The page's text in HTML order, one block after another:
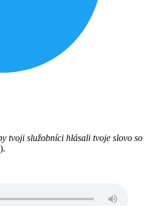
tvoji služobníci hlásali tvoje slovo so